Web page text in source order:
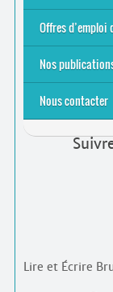
2021
2024
2025
Offres d’emploi
Emplois
Bénévolat
Candidature
Nos
Nous contacter
Lire et Écrire